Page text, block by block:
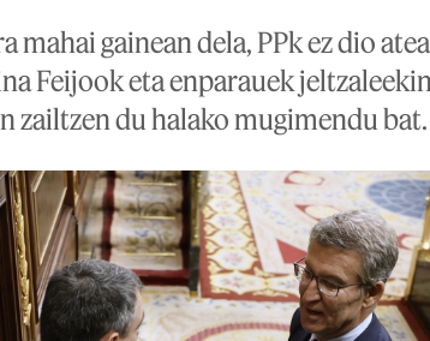
mahai gainean dela, PPk ez dio
Feijook eta enparauek
zailtzen du halako mugimendu bat.